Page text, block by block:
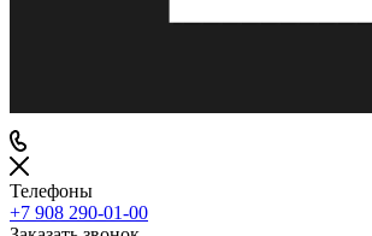
Телефоны
+7 908 290-01-00